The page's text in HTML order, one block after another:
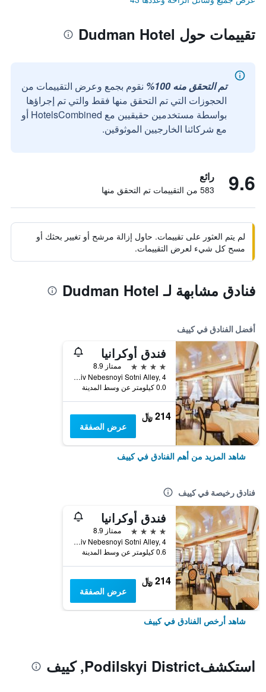
تقييمات حول Dudman Hotel
تم التحقق منه 100%
نقوم بجمع وعرض التقييمات من
الحجوزات التي تم التحقق منها فقط والتي تم إجراؤها
بواسطة مستخدمين حقيقيين مع HotelsCombined أو
مع شركائنا الخارجيين الموثوقين.
9.6 رائع
583 من التقييمات تم التحقق منها
لم يتم العثور على تقييمات. حاول إزالة مرشح أو تغيير بحثك أو
مسح كل شيء لعرض التقييمات.
فنادق مشابهة لـ Dudman Hotel
أفضل الفنادق في كييف
فندق أوكرانيا
4 نجوم
ممتاز 8.9
Heroyiv Nebesnoyi Sotni Alley, 4, كييف, أوكرانيا
0.0 كيلومتر عن وسط المدينة
214 ﷼
عرض الصفقة
شاهد المزيد من أهم الفنادق في كييف
فنادق رخيصة في كييف
فندق أوكرانيا
4 نجوم
ممتاز 8.9
Heroyiv Nebesnoyi Sotni Alley, 4, كييف, أوكرانيا
0.6 كيلومتر عن وسط المدينة
214 ﷼
عرض الصفقة
شاهد أرخص الفنادق في كييف
استكشفPodilskyi District, كييف